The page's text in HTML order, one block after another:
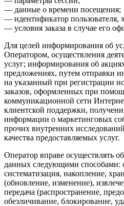
— данные о времени посещения;
— идентификатор пользователя,
— условия заказа в случае его
Для целей информирования об
Оператором, осуществления
услуг; информирования об
предложениях, путем отправки
на указанный при регистрации
заказов, оформленных при
коммуникационной сети
клиентской поддержки,
информации о маркетинговых
прочих внутренних
качества предоставляемых услуг.
Оператор вправе осуществлять
данных следующими способами:
систематизация, накопление,
(обновление, изменение),
передача (распространение,
обезличивание, блокирование,